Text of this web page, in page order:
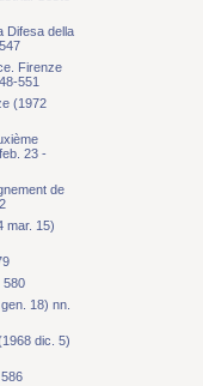
Difesa della
Firenze
551
(1972
23 -
de
mar. 15)
580
18) nn.
dic. 5)